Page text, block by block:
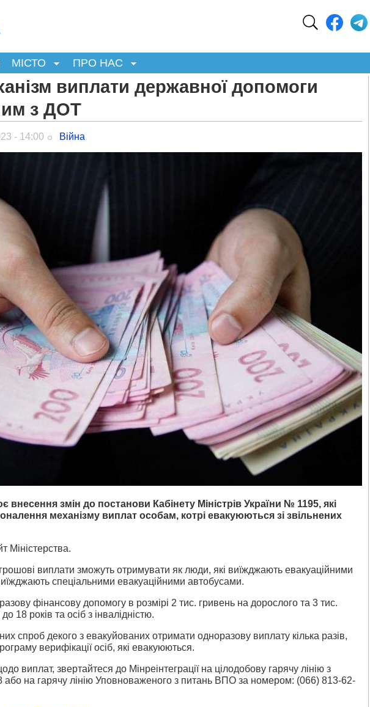
МІСТО ПРО НАС
виплати державної допомоги
з ДОТ
- 14:00 Війна
внесення змін до постанови Кабінету Міністрів України № 1195, які
механізму виплат особам, котрі евакуюються зі звільнених
Міністерства.
виплати зможуть отримувати як люди, які виїжджають евакуаційними
спеціальними евакуаційними автобусами.
фінансову допомогу в розмірі 2 тис. гривень на дорослого та 3 тис.
18 років та осіб з інвалідністю.
спроб декого з евакуйованих отримати одноразову виплату кілька разів,
верифікації осіб, які евакуюються.
виплат, звертайтеся до Мінреінтеграції на цілодобову гарячу лінію з
або на гарячу лінію Уповноваженого з питань ВПО за номером: (066) 813-62-